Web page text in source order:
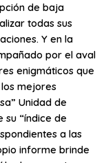
de baja
todas sus
Y en la
por el aval
enigmáticos que
mejores
Unidad de
su “índice de
a las
informe brinde